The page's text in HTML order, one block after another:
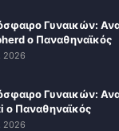
Γυναικών:
ο Παναθηναϊκός
2026
Γυναικών:
ο Παναθηναϊκός
2026